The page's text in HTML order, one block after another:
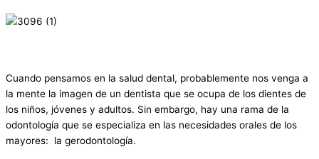
Cuando pensamos en la salud dental, probablemente nos venga a
la mente la imagen de un dentista que se ocupa de los dientes de
los niños, jóvenes y adultos. Sin embargo, hay una rama de la
odontología que se especializa en las necesidades orales de los
mayores: la gerodontología.